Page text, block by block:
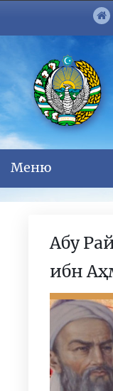
Меню
Абу
ибн